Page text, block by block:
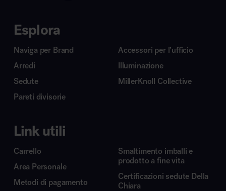
Esplora
Naviga per Brand
Arredi
Sedute
Pareti divisorie
Accessori per l’ufficio
Illuminazione
MillerKnoll Collective
Link utili
Carrello
Area Personale
Metodi di pagamento
Smaltimento imballi e
prodotto a fine vita
Certificazioni sedute Della
Chiara